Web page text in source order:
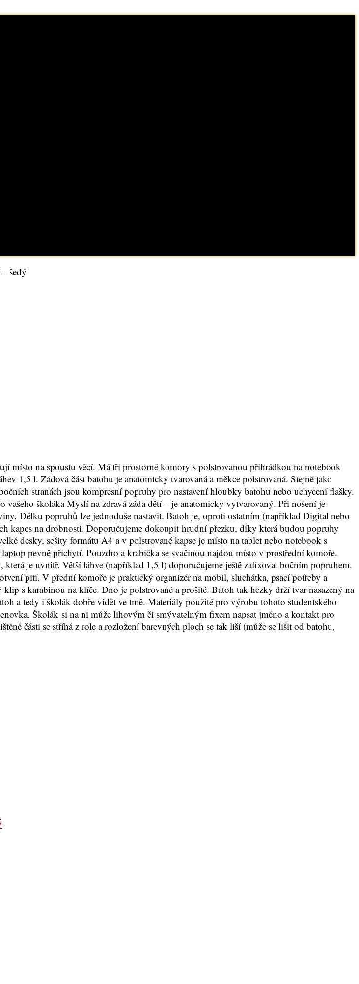
šedý
místo na spoustu věcí. Má tři prostorné komory s polstrovanou přihrádkou na notebook
1,5 l. Zádová část batohu je anatomicky tvarovaná a měkce polstrovaná. Stejně jako
stranách jsou kompresní popruhy pro nastavení hloubky batohu nebo uchycení flašky.
školáka Myslí na zdravá záda dětí – je anatomicky vytvarovaný. Při nošení je
Délku popruhů lze jednoduše nastavit. Batoh je, oproti ostatním (například Digital nebo
kapes na drobnosti. Doporučujeme dokoupit hrudní přezku, díky která budou popruhy
desky, sešity formátu A4 a v polstrované kapse je místo na tablet nebo notebook s
pevně přichytí. Pouzdro a krabička se svačinou najdou místo v prostřední komoře.
je uvnitř. Větší láhve (například 1,5 l) doporučujeme ještě zafixovat bočním popruhem.
pití. V přední komoře je praktický organizér na mobil, sluchátka, psací potřeby a
s karabinou na klíče. Dno je polstrované a prošité. Batoh tak hezky drží tvar nasazený na
a tedy i školák dobře vidět ve tmě. Materiály použité pro výrobu tohoto studentského
Školák si na ni může lihovým či smývatelným fixem napsat jméno a kontakt pro
části se stříhá z role a rozložení barevných ploch se tak liší (může se lišit od batohu,